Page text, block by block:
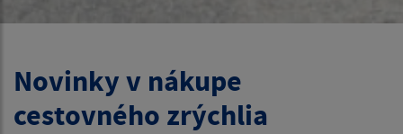
Novinky v nákupe
cestovného zrýchlia